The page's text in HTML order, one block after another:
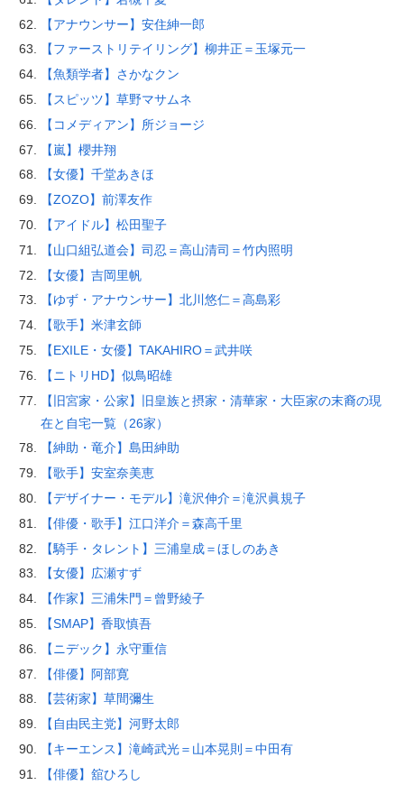
【アナウンサー】安住紳一郎
【ファーストリテイリング】柳井正＝玉塚元一
【魚類学者】さかなクン
【スピッツ】草野マサムネ
【コメディアン】所ジョージ
【嵐】櫻井翔
【女優】千堂あきほ
【ZOZO】前澤友作
【アイドル】松田聖子
【山口組弘道会】司忍＝高山清司＝竹内照明
【女優】吉岡里帆
【ゆず・アナウンサー】北川悠仁＝高島彩
【歌手】米津玄師
【EXILE・女優】TAKAHIRO＝武井咲
【ニトリHD】似鳥昭雄
【旧宮家・公家】旧皇族と摂家・清華家・大臣家の末裔の現
在と自宅一覧（26家）
【紳助・竜介】島田紳助
【歌手】安室奈美恵
【デザイナー・モデル】滝沢伸介＝滝沢眞規子
【俳優・歌手】江口洋介＝森高千里
【騎手・タレント】三浦皇成＝ほしのあき
【女優】広瀬すず
【作家】三浦朱門＝曾野綾子
【SMAP】香取慎吾
【ニデック】永守重信
【俳優】阿部寛
【芸術家】草間彌生
【自由民主党】河野太郎
【キーエンス】滝崎武光＝山本晃則＝中田有
【俳優】舘ひろし